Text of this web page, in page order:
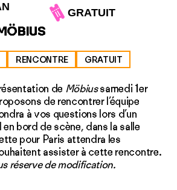
GRATUIT
RENCONTRE GRATUIT
de Möbiussamedi 1er
de rencontrer l’équipe
à vos questions lors d’un
bord de scène, dans la salle
pour Paris attendra les
assister à cette rencontre.
réserve de modification.